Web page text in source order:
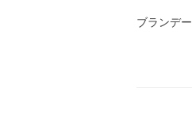
ブランデー